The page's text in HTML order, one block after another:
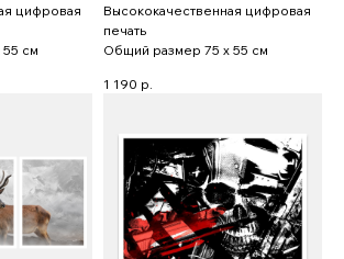
цифровая
см
Высококачественная цифровая
печать
Общий размер 75 x 55 см
1 190 р.